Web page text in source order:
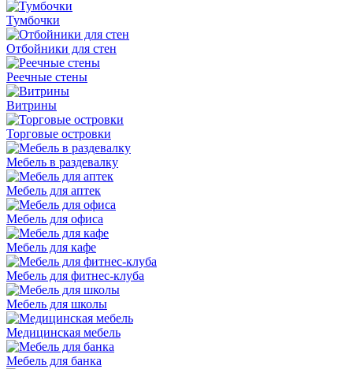
Тумбочки
Отбойники для стен
Реечные стены
Витрины
Торговые островки
Мебель в раздевалку
Мебель для аптек
Мебель для офиса
Мебель для кафе
Мебель для фитнес-клуба
Мебель для школы
Медицинская мебель
Мебель для банка